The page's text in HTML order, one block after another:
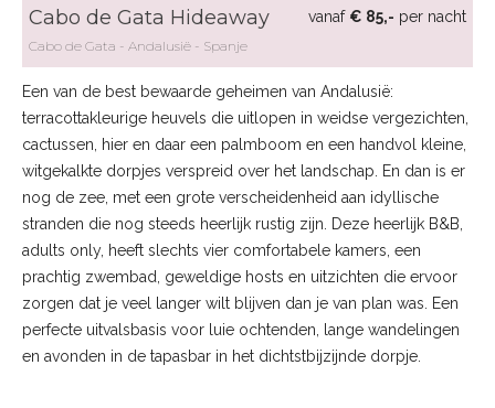
vanaf € 85,- per nacht
Cabo de Gata Hideaway
Cabo de Gata Andalusië Spanje
Een van de best bewaarde geheimen van Andalusië:
terracottakleurige heuvels die uitlopen in weidse vergezichten,
cactussen, hier en daar een palmboom en een handvol kleine,
witgekalkte dorpjes verspreid over het landschap. En dan is er
nog de zee, met een grote verscheidenheid aan idyllische
stranden die nog steeds heerlijk rustig zijn. Deze heerlijk B&B,
adults only, heeft slechts vier comfortabele kamers, een
prachtig zwembad, geweldige hosts en uitzichten die ervoor
zorgen dat je veel langer wilt blijven dan je van plan was. Een
perfecte uitvalsbasis voor luie ochtenden, lange wandelingen
en avonden in de tapasbar in het dichtstbijzijnde dorpje.